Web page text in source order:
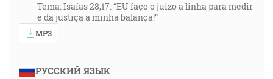
Tema: Isaías 28,17: “EU faço o juizo a linha para medir
e da justiça a minha balança!”
MP3
РУССКИЙ ЯЗЫК